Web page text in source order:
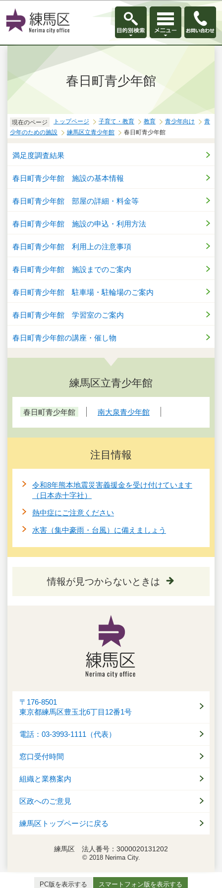
このページの本文へ移動
春日町青少年館
現在のページ トップページ 子育て・教育 教育 青少年向け
青
少年のための施設
練馬区立青少年館 春日町青少年館
満足度調査結果
春日町青少年館 施設の基本情報
春日町青少年館 部屋の詳細・料金等
春日町青少年館 施設の申込・利用方法
春日町青少年館 利用上の注意事項
春日町青少年館 施設までのご案内
春日町青少年館 駐車場・駐輪場のご案内
春日町青少年館 学習室のご案内
春日町青少年館の講座・催し物
練馬区立青少年館
春日町青少年館 南大泉青少年館
注目情報
令和8年熊本地震災害義援金を受け付けています
（日本赤十字社）
熱中症にご注意ください
水害（集中豪雨・台風）に備えましょう
情報が見つからないときは
〒176-8501
東京都練馬区豊玉北6丁目12番1号
電話：03-3993-1111（代表）
窓口受付時間
組織と業務案内
区政へのご意見
練馬区トップページに戻る
練馬区 法人番号：3000020131202
© 2018 Nerima City.
PC版を表示する スマートフォン版を表示する